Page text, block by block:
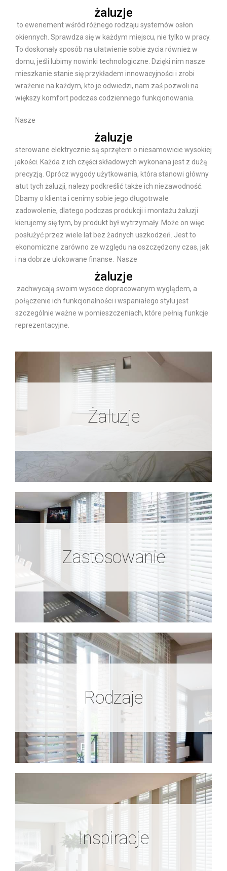
żaluzje
to ewenement wśród różnego rodzaju systemów osłon
okiennych. Sprawdza się w każdym miejscu, nie tylko w pracy.
To doskonały sposób na ułatwienie sobie życia również w
domu, jeśli lubimy nowinki technologiczne. Dzięki nim nasze
mieszkanie stanie się przykładem innowacyjności i zrobi
wrażenie na każdym, kto je odwiedzi, nam zaś pozwoli na
większy komfort podczas codziennego funkcjonowania.
Nasze
żaluzje
sterowane elektrycznie są sprzętem o niesamowicie wysokiej
jakości. Każda z ich części składowych wykonana jest z dużą
precyzją. Oprócz wygody użytkowania, która stanowi główny
atut tych żaluzji, należy podkreślić także ich niezawodność.
Dbamy o klienta i cenimy sobie jego długotrwałe
zadowolenie, dlatego podczas produkcji i montażu żaluzji
kierujemy się tym, by produkt był wytrzymały. Może on więc
posłużyć przez wiele lat bez żadnych uszkodzeń. Jest to
ekonomiczne zarówno ze względu na oszczędzony czas, jak
i na dobrze ulokowane finanse. Nasze
żaluzje
zachwycają swoim wysoce dopracowanym wyglądem, a
połączenie ich funkcjonalności i wspaniałego stylu jest
szczególnie ważne w pomieszczeniach, które pełnią funkcje
reprezentacyjne.
Żaluzje
Żaluzje
Zastosowanie
Zastosowanie
Rodzaje
Rodzaje
Zobacz więcej
Inspiracje
Inspiracje